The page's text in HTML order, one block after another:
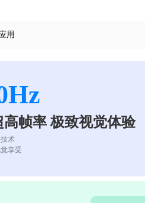
用
帧率 极致视觉体验
术
享受